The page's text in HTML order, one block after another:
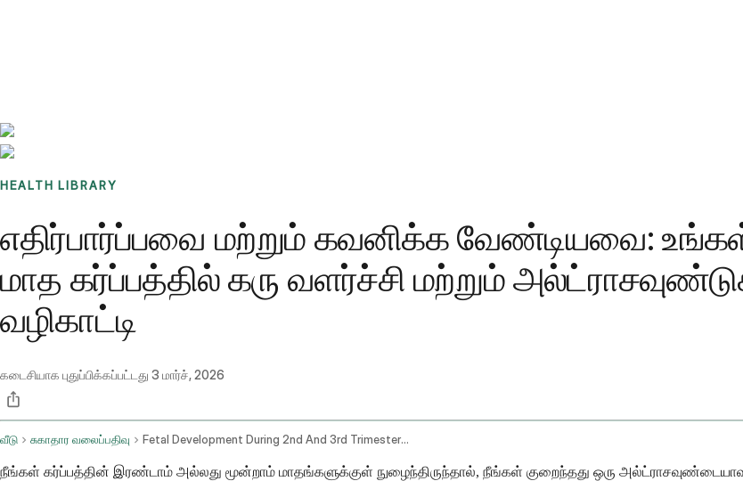
HEALTH LIBRARY
எதிர்பார்ப்பவை மற்றும் கவனிக்க வேண்டியவை:
மாத கர்ப்பத்தில் கரு வளர்ச்சி மற்றும்
வழிகாட்டி
கடைசியாக புதுப்பிக்கப்பட்டது 3 மார்ச், 2026
வீடு சுகாதார வலைப்பதிவு Fetal Development During 2nd And 3rd Trimester Ultrasound Concerns
நீங்கள் கர்ப்பத்தின் இரண்டாம் அல்லது மூன்றாம் மாதங்களுக்குள் நுழைந்திருந்தால், நீங்கள் குறைந்தது ஒரு